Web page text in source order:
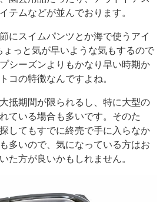
テムなどが並んでおります。
にスイムパンツとか海で使うアイ
ょっと気が早いような気もするので
シーズンよりもかなり早い時期か
コの特徴なんですよね。
抵期間が限られるし、特に大型の
ている場合も多いです。そのた
してもすでに終売で手に入らなか
多いので、気になっている方はお
た方が良いかもしれません。